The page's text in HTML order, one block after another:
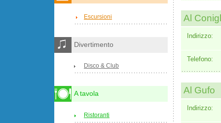
Al
Indirizzo:
Telefono:
Al Gufo
Indirizzo:
Escursioni
Divertimento
Disco & Club
A tavola
Ristoranti